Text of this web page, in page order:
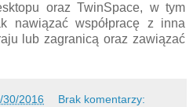
oraz TwinSpace, w tym
nawiązać współpracę z inna
lub zagranicą oraz zawiązać
30/2016 Brak komentarzy: